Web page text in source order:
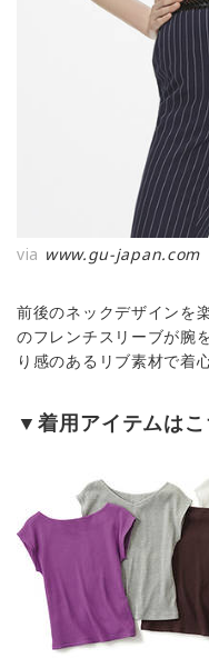
via www.gu-japan.com
前後のネックデザインを
のフレンチスリーブが腕
り感のあるリブ素材で着
▼着用アイテムはこ